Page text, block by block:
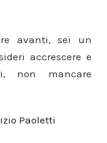
avanti, sei un
accrescere e
non mancare
Paoletti